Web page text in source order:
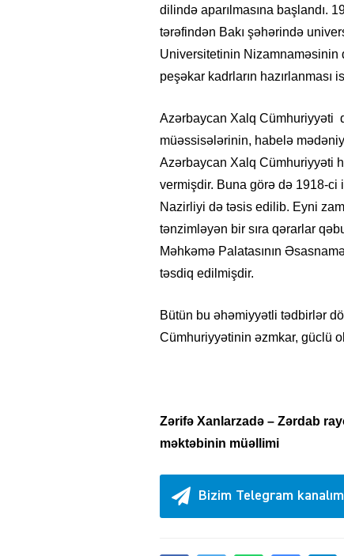
dilində aparılmasına başlandı.
tərəfindən Bakı şəhərində
Universitetinin Nizamnaməsinin
peşəkar kadrların hazırlanması
Azərbaycan Xalq Cümhuriyyəti
müəssisələrinin, habelə
Azərbaycan Xalq Cümhuriyyəti
vermişdir. Buna görə də 1918-ci
Nazirliyi də təsis edilib. Eyni
tənzimləyən bir sıra qərarlar
Məhkəmə Palatasının
təsdiq edilmişdir.
Bütün bu əhəmiyyətli tədbirlər
Cümhuriyyətinin əzmkar, güclü
Zərifə Xanlarzadə – Zərdab
məktəbinin müəllimi
Bizim Telegram